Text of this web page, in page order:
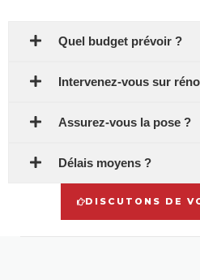
Quel budget prévoir ?
Intervenez-vous sur
Assurez-vous la pose ?
Délais moyens ?
DISCUTONS DE